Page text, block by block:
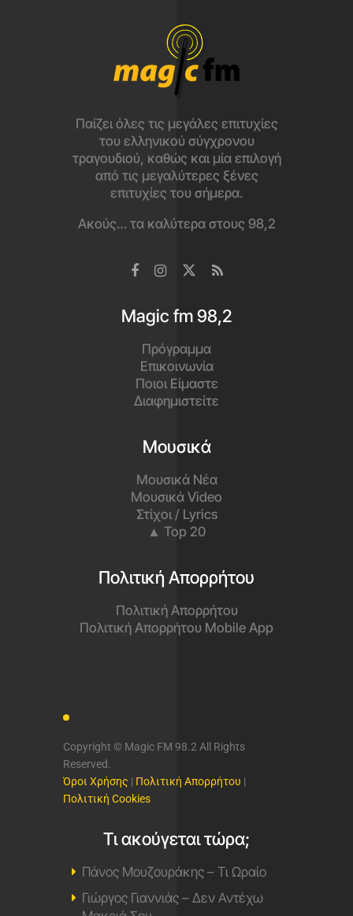
Παίζει όλες τις μεγάλες επιτυχίες
του ελληνικού σύγχρονου
τραγουδιού, καθώς και μία επιλογή
από τις μεγαλύτερες ξένες
επιτυχίες του σήμερα.
Ακούς… τα καλύτερα στους 98,2
Magic fm 98,2
Πρόγραμμα
Επικοινωνία
Ποιοι Είμαστε
Διαφημιστείτε
Μουσικά
Μουσικά Νέα
Μουσικά Video
Στίχοι / Lyrics
▲ Top 20
Πολιτική Απορρήτου
Πολιτική Απορρήτου
Πολιτική Απορρήτου Mobile App
Copyright © Magic FM 98.2 All Rights
Reserved.
Όροι Χρήσης | Πολιτική Απορρήτου |
Πολιτική Cookies
Τι ακούγεται τώρα;
Πάνος Μουζουράκης – Τι Ωραίο
Γιώργος Γιαννιάς – Δεν Αντέχω